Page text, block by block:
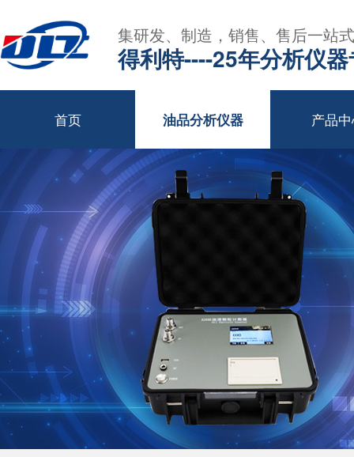
集研发、制造，销售、售后一站
得利特----25年分析仪
首页 油品分析仪器 产品